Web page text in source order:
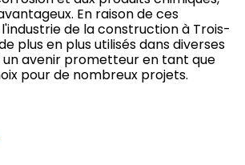
En raison de ces
de la construction à Trois-
plus en plus utilisés dans diverses
avenir prometteur en tant que
pour de nombreux projets.